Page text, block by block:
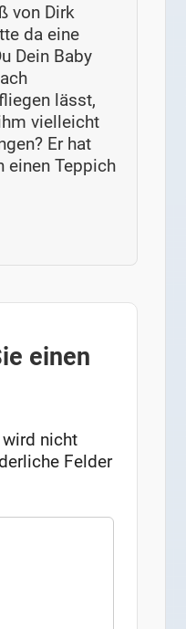
von Dirk
da eine
Dein Baby
lässt,
vielleicht
Er hat
einen Teppich
einen
wird nicht
Felder